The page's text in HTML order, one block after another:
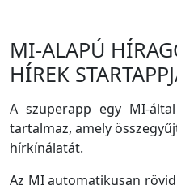
MI-ALAPÚ
HÍREK
A szuperapp egy MI-
tartalmaz, amely
hírkínálatát.
Az MI automatikusan